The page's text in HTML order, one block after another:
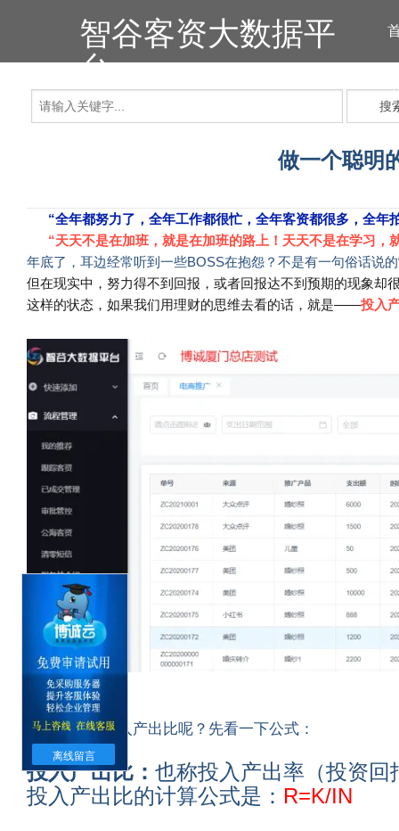
离线留言
智谷客资大数据平
台
搜
做一个聪明
“全年都努力了，全年工作都很忙，全年客资都很多，全年
“天天不是在加班，就是在加班的路上！天天不是在学习，
年底了，耳边经常听到一些BOSS在抱怨？不是有一句俗话说的
但在现实中，努力得不到回报，或者回报达不到预期的现象却
这样的状态，如果我们用理财的思维去看的话，就是——投入
投入产出比:
那什么叫做投入产出比呢？先看一下公式：
投入产出比 ： 也称投入产出率（投资
投入产出比的计算公式是： R=K/IN